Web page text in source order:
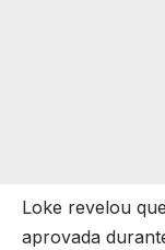
Loke revelou
aprovada